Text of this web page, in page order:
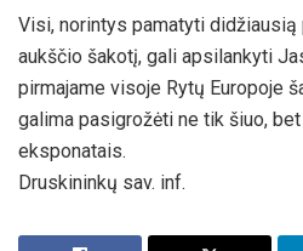
Visi, norintys pamatyti didžiausią
aukščio šakotį, gali apsilankyti
pirmajame visoje Rytų Europoje
galima pasigrožėti ne tik šiuo,
eksponatais.
Druskininkų sav. inf.